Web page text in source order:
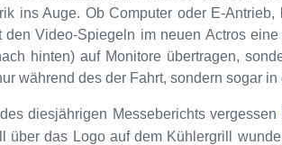
ins Auge. Ob Computer oder E-
den Video-Spiegeln im neuen Actros
hinten) auf Monitore übertragen,
während des der Fahrt, sondern sogar
diesjährigen Messeberichts vergessen
über das Logo auf dem Kühlergrill